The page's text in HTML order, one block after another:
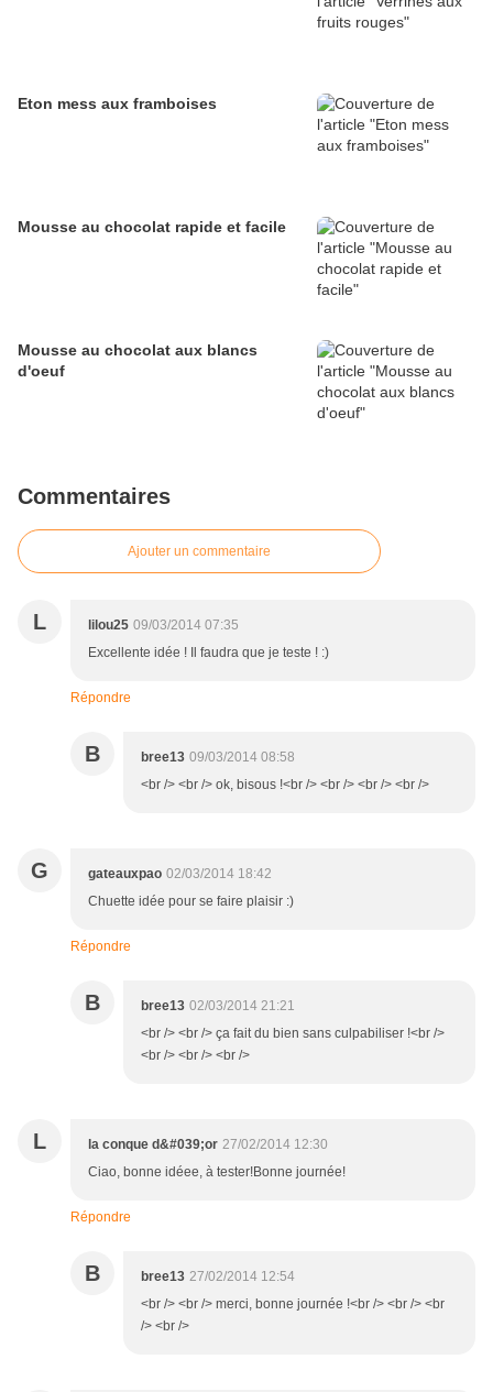
Eton mess aux framboises
Mousse au chocolat rapide et facile
Mousse au chocolat aux blancs
d'oeuf
Commentaires
Ajouter un commentaire
L lilou25 09/03/2014 07:35
Excellente idée ! Il faudra que je teste ! :)
Répondre
B bree13 09/03/2014 08:58
<br /> <br /> ok, bisous !<br /> <br /> <br /> <br />
G gateauxpao 02/03/2014 18:42
Chuette idée pour se faire plaisir :)
Répondre
B bree13 02/03/2014 21:21
<br /> <br /> ça fait du bien sans culpabiliser !<br />
<br /> <br /> <br />
L la conque d&#039;or 27/02/2014 12:30
Ciao, bonne idéee, à tester!Bonne journée!
Répondre
B bree13 27/02/2014 12:54
<br /> <br /> merci, bonne journée !<br /> <br /> <br
/> <br />